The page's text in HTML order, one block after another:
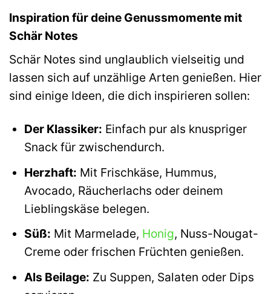
Inspiration für deine Genussmomente mit
Schär Notes
Schär Notes sind unglaublich vielseitig und
lassen sich auf unzählige Arten genießen. Hier
sind einige Ideen, die dich inspirieren sollen:
Der Klassiker: Einfach pur als knuspriger
Snack für zwischendurch.
Herzhaft: Mit Frischkäse, Hummus,
Avocado, Räucherlachs oder deinem
Lieblingskäse belegen.
Süß: Mit Marmelade, Honig, Nuss-Nougat-
Creme oder frischen Früchten genießen.
Als Beilage: Zu Suppen, Salaten oder Dips